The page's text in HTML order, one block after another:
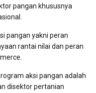
pangan khususnya
pangan yakni peran
rantai nilai dan peran
aksi pangan adalah
disektor pertanian